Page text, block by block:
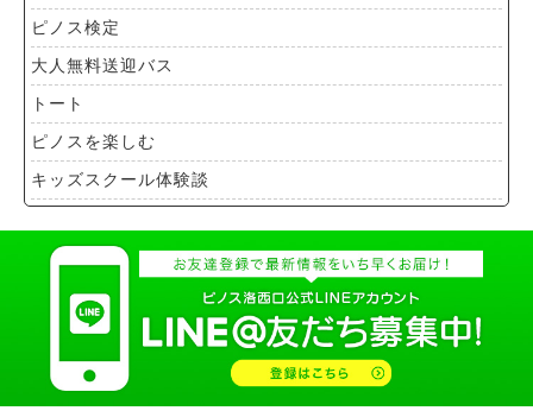
ピノス検定
大人無料送迎バス
トート
ピノスを楽しむ
キッズスクール体験談